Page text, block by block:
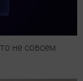
не совсем